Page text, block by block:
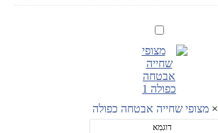
מצופי
אבטחה
כפולה
×מצופי שחייה אבטחה כפולה
דוגמא